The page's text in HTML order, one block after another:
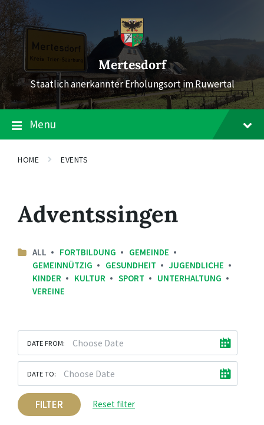
Skip
to
content
Skip
to
main
navigation
Skip
to
footer
Mertesdorf
Staatlich anerkannter Erholungsort im Ruwertal
Menu
HOME EVENTS
Adventssingen
ALL FORTBILDUNG
GEMEINDE
GEMEINNÜTZIG
GESUNDHEIT
JUGENDLICHE
KINDER
KULTUR SPORT
UNTERHALTUNG
VEREINE
DATE FROM:
DATE TO:
FILTER Reset filter